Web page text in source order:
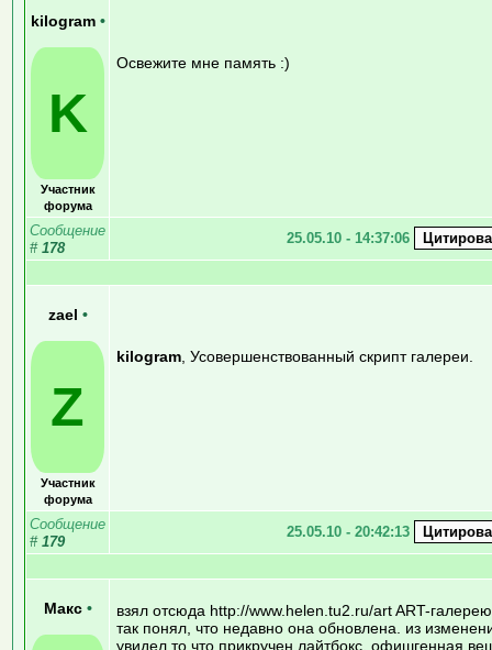
kilogram •
K
Участник
форума
Освежите мне память :)
Сообщение
# 178
25.05.10 - 14:37:06
zael •
Z
Участник
форума
kilogram , Усовершенствованный скрипт галереи.
Сообщение
# 179
25.05.10 - 20:42:13
Макс •
взял отсюда http://www.helen.tu2.ru/art ART-
так понял, что недавно она обновлена. из
увидел то что прикручен лайтбокс. офишгенная